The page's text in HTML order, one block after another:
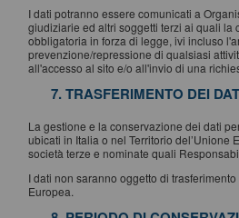
I dati potranno essere comunicati a
giudiziarie ed altri soggetti terzi ai quali la
obbligatoria in forza di legge, ivi incluso
prevenzione/repressione di qualsiasi
all'accesso al sito e/o all'invio di una
7. TRASFERIMENTO DEI
La gestione e la conservazione dei dati
ubicati in Italia o nel Territorio del’Unione
società terze e nominate quali
I dati non saranno oggetto di
Europea.